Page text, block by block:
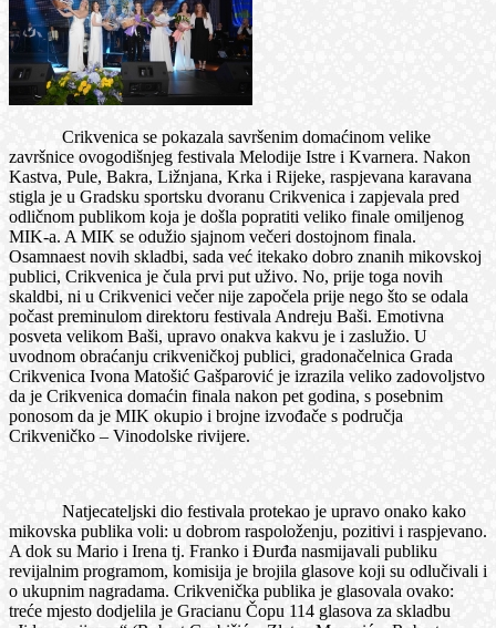
Crikvenica se pokazala savršenim domaćinom velike
završnice ovogodišnjeg festivala Melodije Istre i Kvarnera. Nakon
Kastva, Pule, Bakra, Ližnjana, Krka i Rijeke, raspjevana karavana
stigla je u Gradsku sportsku dvoranu Crikvenica i zapjevala pred
odličnom publikom koja je došla popratiti veliko finale omiljenog
MIK-a. A MIK se odužio sjajnom večeri dostojnom finala.
Osamnaest novih skladbi, sada već itekako dobro znanih mikovskoj
publici, Crikvenica je čula prvi put uživo. No, prije toga novih
skaldbi, ni u Crikvenici večer nije započela prije nego što se odala
počast preminulom direktoru festivala Andreju Baši. Emotivna
posveta velikom Baši, upravo onakva kakvu je i zaslužio. U
uvodnom obraćanju crikveničkoj publici, gradonačelnica Grada
Crikvenica Ivona Matošić Gašparović je izrazila veliko zadovoljstvo
da je Crikvenica domaćin finala nakon pet godina, s posebnim
ponosom da je MIK okupio i brojne izvođače s područja
Crikveničko – Vinodolske rivijere.
Natjecateljski dio festivala protekao je upravo onako kako
mikovska publika voli: u dobrom raspoloženju, pozitivi i raspjevano.
A dok su Mario i Irena tj. Franko i Đurđa nasmijavali publiku
revijalnim programom, komisija je brojila glasove koji su odlučivali i
o ukupnim nagradama. Crikvenička publika je glasovala ovako:
treće mjesto dodjelila je Gracianu Čopu 114 glasova za skladbu